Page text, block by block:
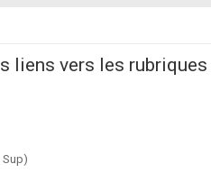
liens vers les rubriques